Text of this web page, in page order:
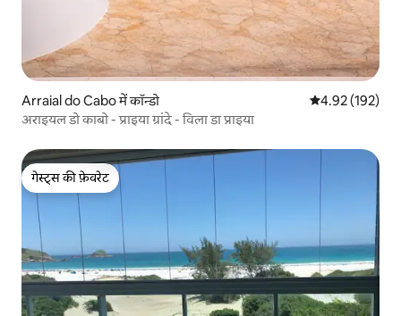
Arraial do Cabo में कॉन्डो औसत रेटिंग 5 में से
4.92 (192)
अराइयल डो काबो - प्राइया ग्रांदे - विला डा प्राइया
गेस्ट्स की फ़ेवरेट
गेस्ट्स की फ़ेवरेट